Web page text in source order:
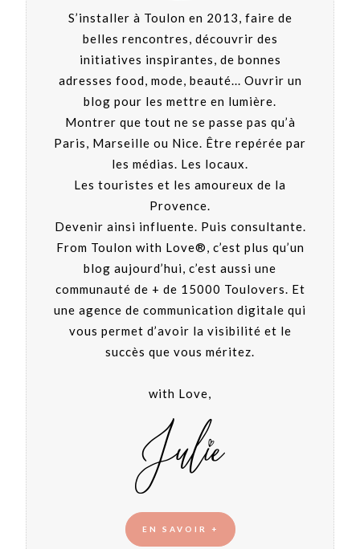
S’installer à Toulon en 2013, faire de
belles rencontres, découvrir des
initiatives inspirantes, de bonnes
adresses food, mode, beauté... Ouvrir un
blog pour les mettre en lumière.
Montrer que tout ne se passe pas qu’à
Paris, Marseille ou Nice. Être repérée par
les médias. Les locaux.
Les touristes et les amoureux de la
Provence.
Devenir ainsi influente. Puis consultante.
From Toulon with Love®, c’est plus qu’un
blog aujourd’hui, c’est aussi une
communauté de + de 15000 Toulovers. Et
une agence de communication digitale qui
vous permet d’avoir la visibilité et le
succès que vous méritez.
with Love,
EN SAVOIR +